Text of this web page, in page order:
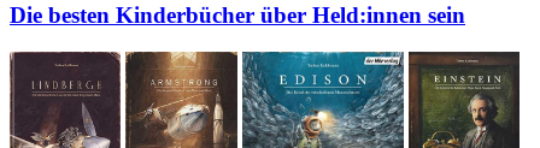
Die besten Kinderbücher über Held:innen sein